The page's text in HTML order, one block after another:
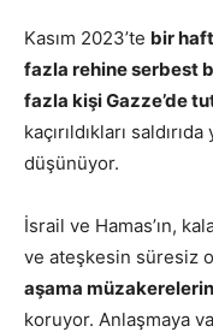
Kasım 2023’te bir
fazla rehine serbest
fazla kişi Gazze’de
kaçırıldıkları
düşünüyor.
İsrail ve Hamas’ın,
ve ateşkesin süresiz
aşama
koruyor. Anlaşmaya